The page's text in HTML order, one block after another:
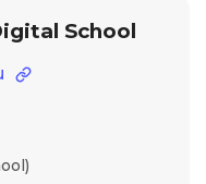
School